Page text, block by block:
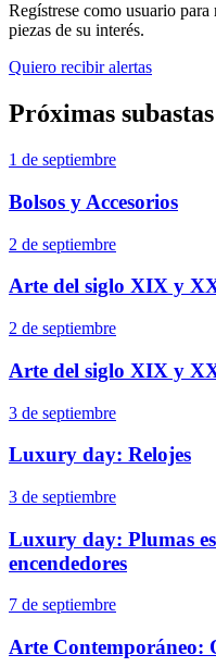
Regístrese como usuario
piezas de su interés.
Quiero recibir alertas
Próximas subastas
1 de septiembre
Bolsos y Accesorios
2 de septiembre
Arte del siglo XIX y
2 de septiembre
Arte del siglo XIX y
3 de septiembre
Luxury day: Relojes
3 de septiembre
Luxury day: Plumas
encendedores
7 de septiembre
Arte Contemporáneo: